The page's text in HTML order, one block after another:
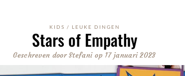
KIDS / LEUKE DINGEN
Stars of Empathy
Geschreven doorStefani op 17 januari 2023